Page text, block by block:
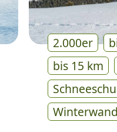
2.000er
bis 15 km